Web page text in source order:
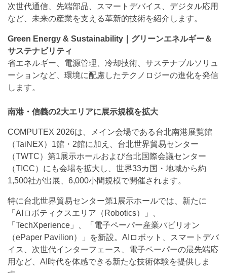
次世代通信、先端部品、スマートデバイス、デジタル応用
など、未来の産業を支える革新的技術を紹介します。
Green Energy & Sustainability｜グリーンエネルギー＆
サステナビリティ
省エネルギー、電源管理、冷却技術、サステナブルソリュ
ーションなど、環境に配慮したテクノロジーの進化を発信
します。
南港・信義の2大エリアに展示規模を拡大
COMPUTEX 2026は、メイン会場である台北南港展覧館
（TaiNEX）1館・2館に加え、台北世界貿易センター
（TWTC）第1展示ホールおよび台北国際会議センター
（TICC）にも会場を拡大し、世界33カ国・地域から約
1,500社が出展、6,000小間規模で開催されます。
特に台北世界貿易センター第1展示ホールでは、新たに
「AIロボティクスエリア（Robotics）」、
「TechXperience」、「電子ペーパー産業パビリオン
（ePaper Pavilion）」を新設。AIロボット、スマートデバ
イス、次世代インターフェース、電子ペーパーの最先端応
用など、AI時代を体感できる新たな技術体験を提供しま